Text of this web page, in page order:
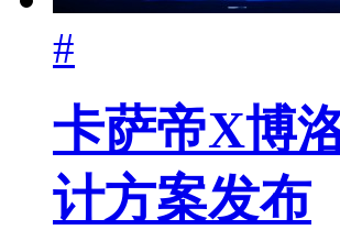
#
卡萨帝X博
计方案发布